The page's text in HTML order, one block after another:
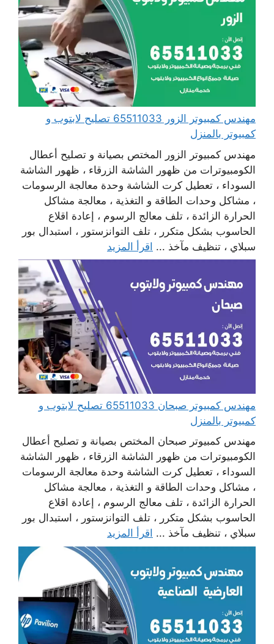
مهندس كمبيوتر الزور 65511033 تصليح لابتوب و
كمبيوتر بالمنزل
مهندس كمبيوتر الزور المختص بصيانة و تصليح أعطال
الكومبيوترات من ظهور الشاشة الزرقاء ، ظهور الشاشة
السوداء ، تعطيل كرت الشاشة وحدة معالجة الرسومات
، مشاكل وحدات الطاقة و التغذية ، معالجة مشاكل
الحرارة الزائدة ، تلف معالج الرسوم ، إعادة اقلاع
الحاسوب بشكل متكرر ، تلف التوانزستور ، استبدال بور
سبلاي ، تنظيف مآخذ ... اقرأ المزيد
مهندس كمبيوتر صبحان 65511033 تصليح لابتوب و
كمبيوتر بالمنزل
مهندس كمبيوتر صبحان المختص بصيانة و تصليح أعطال
الكومبيوترات من ظهور الشاشة الزرقاء ، ظهور الشاشة
السوداء ، تعطيل كرت الشاشة وحدة معالجة الرسومات
، مشاكل وحدات الطاقة و التغذية ، معالجة مشاكل
الحرارة الزائدة ، تلف معالج الرسوم ، إعادة اقلاع
الحاسوب بشكل متكرر ، تلف التوانزستور ، استبدال بور
سبلاي ، تنظيف مآخذ ... اقرأ المزيد